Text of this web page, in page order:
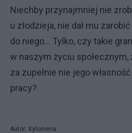
Niechby przynajmniej nie
u złodzieja, nie dał mu
do niego… Tylko, czy takie
w naszym życiu społecznym,
za zupełnie nie jego
pracy?
Autor: Xylomena